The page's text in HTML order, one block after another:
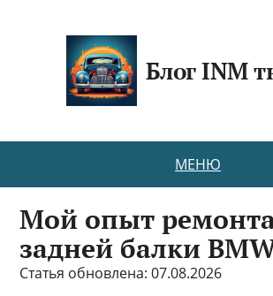
Блог INM
МЕНЮ
Мой опыт
задней балки
Статья обновлена: 07.08.2026